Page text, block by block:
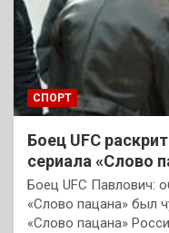
СПОРТ
Боец UFC
сериала «Слово
Боец UFC Павлович:
«Слово пацана» был
«Слово пацана»